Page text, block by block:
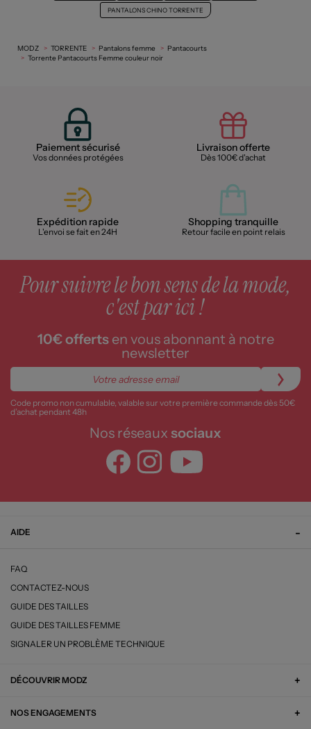
PANTALONS CHINO TORRENTE
MODZ TORRENTE Pantalons femme
Pantacourts
Torrente Pantacourts Femme couleur noir
Paiement sécurisé
Vos données protégées
Livraison offerte
Dès 100€ d'achat
Expédition rapide
L'envoi se fait en 24H
Shopping tranquille
Retour facile en point relais
Pour suivre le bon sens de la mode,
c'est par ici !
10€ offertsen vous abonnant à notre
newsletter
Code promo non cumulable, valable sur votre première commande dès 50€
d’achat pendant 48h
Nos réseaux sociaux
AIDE
FAQ
CONTACTEZ-NOUS
GUIDE DES TAILLES
GUIDE DES TAILLES FEMME
SIGNALER UN PROBLÈME TECHNIQUE
DÉCOUVRIR MODZ
NOS ENGAGEMENTS